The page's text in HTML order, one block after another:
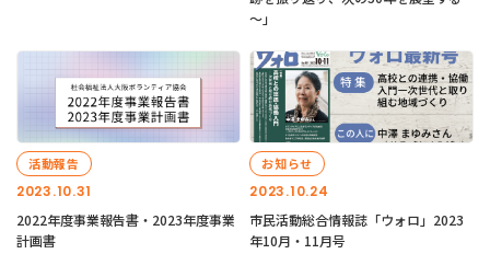
～」
2023.10.31
活動報告
2022年度事業報告書・2023年度事業
計画書
2023.10.24
お知らせ
市民活動総合情報誌「ウォロ」2023
年10月・11月号